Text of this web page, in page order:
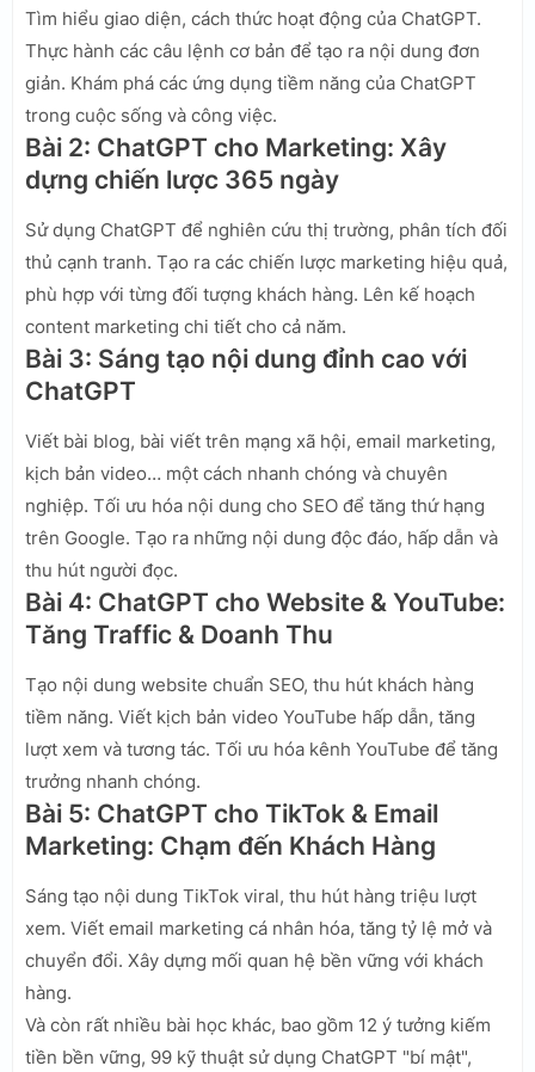
Tìm hiểu giao diện, cách thức hoạt động của ChatGPT.
Thực hành các câu lệnh cơ bản để tạo ra nội dung đơn
giản. Khám phá các ứng dụng tiềm năng của ChatGPT
trong cuộc sống và công việc.
Bài 2: ChatGPT cho Marketing: Xây
dựng chiến lược 365 ngày
Sử dụng ChatGPT để nghiên cứu thị trường, phân tích đối
thủ cạnh tranh. Tạo ra các chiến lược marketing hiệu quả,
phù hợp với từng đối tượng khách hàng. Lên kế hoạch
content marketing chi tiết cho cả năm.
Bài 3: Sáng tạo nội dung đỉnh cao với
ChatGPT
Viết bài blog, bài viết trên mạng xã hội, email marketing,
kịch bản video… một cách nhanh chóng và chuyên
nghiệp. Tối ưu hóa nội dung cho SEO để tăng thứ hạng
trên Google. Tạo ra những nội dung độc đáo, hấp dẫn và
thu hút người đọc.
Bài 4: ChatGPT cho Website & YouTube:
Tăng Traffic & Doanh Thu
Tạo nội dung website chuẩn SEO, thu hút khách hàng
tiềm năng. Viết kịch bản video YouTube hấp dẫn, tăng
lượt xem và tương tác. Tối ưu hóa kênh YouTube để tăng
trưởng nhanh chóng.
Bài 5: ChatGPT cho TikTok & Email
Marketing: Chạm đến Khách Hàng
Sáng tạo nội dung TikTok viral, thu hút hàng triệu lượt
xem. Viết email marketing cá nhân hóa, tăng tỷ lệ mở và
chuyển đổi. Xây dựng mối quan hệ bền vững với khách
hàng.
Và còn rất nhiều bài học khác, bao gồm 12 ý tưởng kiếm
tiền bền vững, 99 kỹ thuật sử dụng ChatGPT "bí mật",